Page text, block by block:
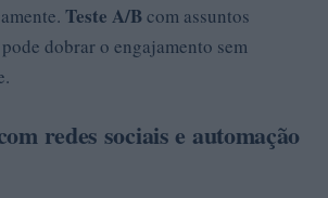
Teste A/Bcom assuntos
dobrar o engajamento sem
redes sociais e automação